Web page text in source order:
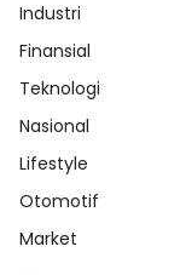
Industri
Finansial
Teknologi
Nasional
Lifestyle
Otomotif
Market